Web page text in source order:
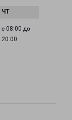
с 08:00 до
20:00